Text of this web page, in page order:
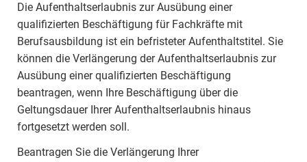
Die Aufenthaltserlaubnis zur Ausübung einer
qualifizierten Beschäftigung für Fachkräfte mit
Berufsausbildung ist ein befristeter Aufenthaltstitel. Sie
können die Verlängerung der Aufenthaltserlaubnis zur
Ausübung einer qualifizierten Beschäftigung
beantragen, wenn Ihre Beschäftigung über die
Geltungsdauer Ihrer Aufenthaltserlaubnis hinaus
fortgesetzt werden soll.
Beantragen Sie die Verlängerung Ihrer